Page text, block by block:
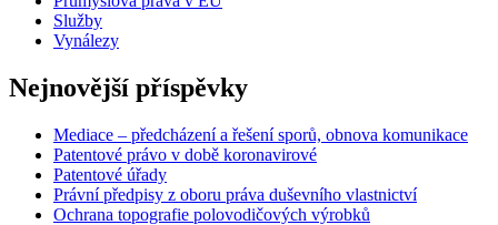
Služby
Vynálezy
Nejnovější příspěvky
Mediace – předcházení a řešení sporů, obnova komunikace
Patentové právo v době koronavirové
Patentové úřady
Právní předpisy z oboru práva duševního vlastnictví
Ochrana topografie polovodičových výrobků